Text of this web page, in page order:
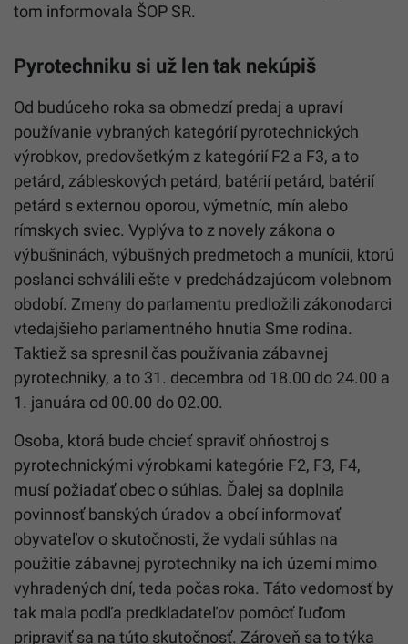
tom informovala ŠOP SR.
Pyrotechniku si už len tak nekúpiš
Od budúceho roka sa obmedzí predaj a upraví
používanie vybraných kategórií pyrotechnických
výrobkov, predovšetkým z kategórií F2 a F3, a to
petárd, zábleskových petárd, batérií petárd, batérií
petárd s externou oporou, výmetníc, mín alebo
rímskych sviec. Vyplýva to z novely zákona o
výbušninách, výbušných predmetoch a munícii, ktorú
poslanci schválili ešte v predchádzajúcom volebnom
období. Zmeny do parlamentu predložili zákonodarci
vtedajšieho parlamentného hnutia Sme rodina.
Taktiež sa spresnil čas používania zábavnej
pyrotechniky, a to 31. decembra od 18.00 do 24.00 a
1. januára od 00.00 do 02.00.
Osoba, ktorá bude chcieť spraviť ohňostroj s
pyrotechnickými výrobkami kategórie F2, F3, F4,
musí požiadať obec o súhlas. Ďalej sa doplnila
povinnosť banských úradov a obcí informovať
obyvateľov o skutočnosti, že vydali súhlas na
použitie zábavnej pyrotechniky na ich území mimo
vyhradených dní, teda počas roka. Táto vedomosť by
tak mala podľa predkladateľov pomôcť ľuďom
pripraviť sa na túto skutočnosť. Zároveň sa to týka